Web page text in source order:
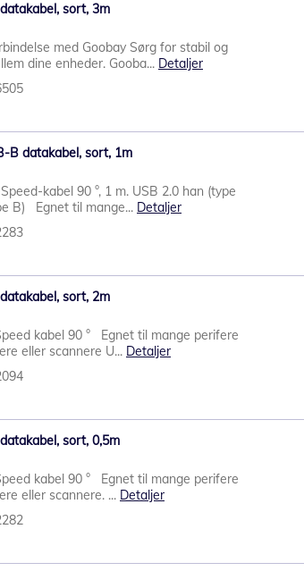
sort, 3m
med Goobay Sørg for stabil og
dine enheder. Gooba... Detaljer
B datakabel, sort, 1m
kabel 90 °, 1 m. USB 2.0 han (type
B) Egnet til mange... Detaljer
sort, 2m
kabel 90 ° Egnet til mange perifere
eller scannere U... Detaljer
sort, 0,5m
kabel 90 ° Egnet til mange perifere
eller scannere. ... Detaljer